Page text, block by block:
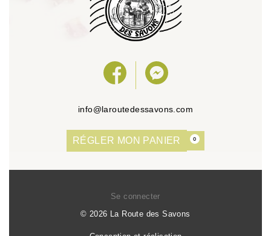
info@laroutedessavons.com
RÉGLER MON PANIER 0
© 2026 La Route des Savons
Se connecter